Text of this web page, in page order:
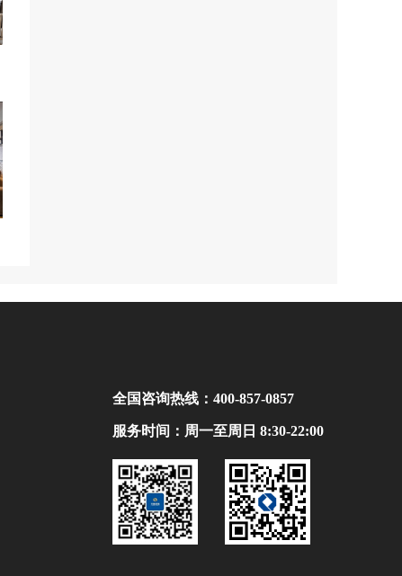
全国咨询热线： 400-857-0857
服务时间：周一至周日 8:30-22:00